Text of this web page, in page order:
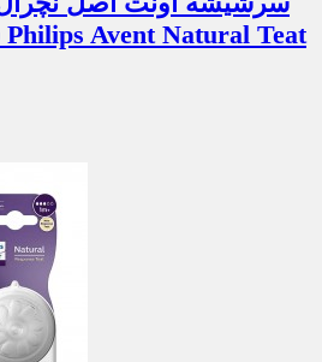
سری جدید 2 عددی Philips Avent Natural Teat